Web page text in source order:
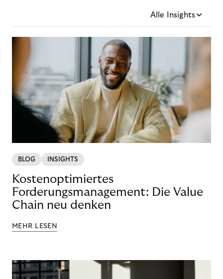
Alle Insights
BLOG INSIGHTS
Kostenoptimiertes
Forderungsmanagement: Die Value
Chain neu denken
MEHR LESEN